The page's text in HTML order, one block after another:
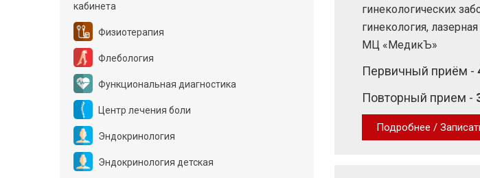
кабинета
Физиотерапия
Флебология
Функциональная диагностика
Центр лечения боли
Эндокринология
Эндокринология детская
гинекологических
гинекология,
МЦ «МедикЪ»
Первичный приём -
Повторный прием -
Подробнее /